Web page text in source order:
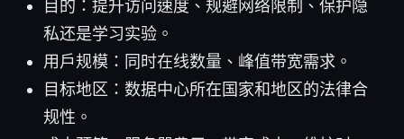
目的：提升访问速度、规避网络限制、保护隐
私还是学习实验。
用户规模：同时在线数量、峰值带宽需求。
目标地区：数据中心所在国家和地区的法律合
规性。